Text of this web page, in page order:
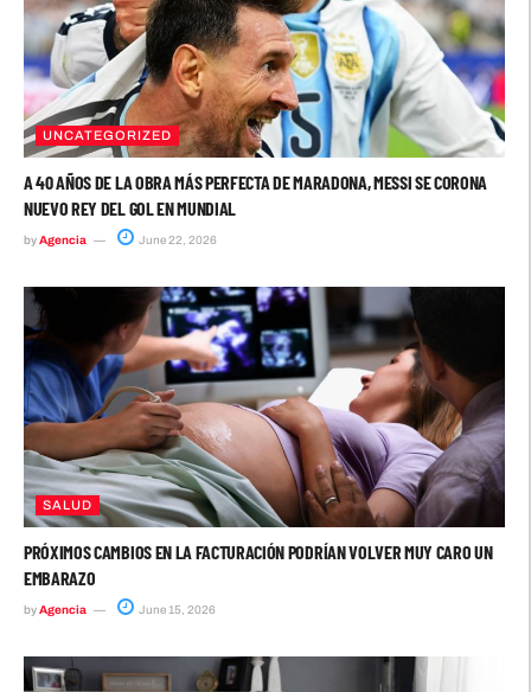
UNCATEGORIZED
A 40 AÑOS DE LA OBRA MÁS PERFECTA DE MARADONA, MESSI SE CORONA
NUEVO REY DEL GOL EN MUNDIAL
byAgencia June 22, 2026
SALUD
PRÓXIMOS CAMBIOS EN LA FACTURACIÓN PODRÍAN VOLVER MUY CARO UN
EMBARAZO
byAgencia June 15, 2026